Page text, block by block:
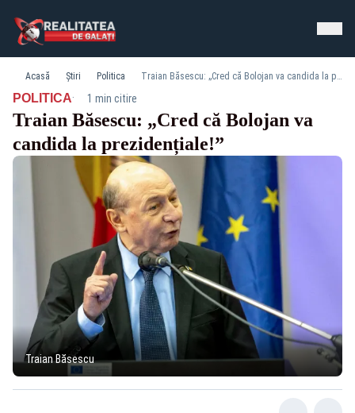
Acasă Știri Politica Traian Băsescu: „Cred că Bolojan va candida la prezidențiale!”
POLITICA· 1 min citire
Traian Băsescu: „Cred că Bolojan va
candida la prezidențiale!”
Traian Băsescu